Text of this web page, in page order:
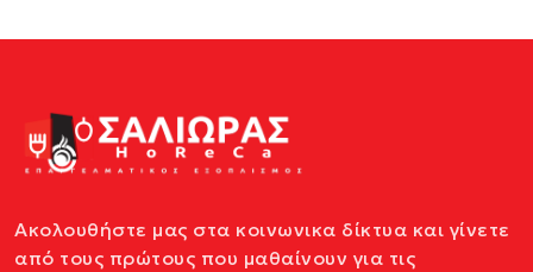
Ακολουθήστε μας στα κοινωνικα δίκτυα και γίνετε
από τους πρώτους που μαθαίνουν για τις